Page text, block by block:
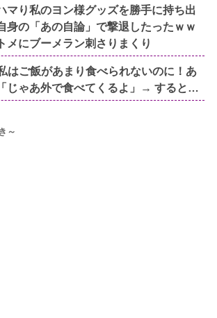
マり私のヨン様グッズを勝手に持ち出
身の「あの自論」で撃退したったｗｗ
メにブーメラン刺さりまくり
はご飯があまり食べられないのに！あ
じゃあ外で食べてくるよ」→ すると…
～